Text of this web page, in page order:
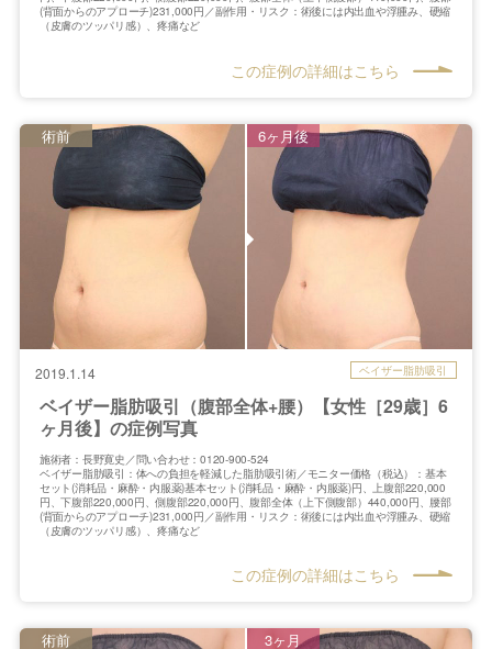
(背面からのアプローチ)231,000円／副作用・リスク：術後には内出血や浮腫み、硬縮
（皮膚のツッパリ感）、疼痛など
この症例の詳細はこちら
2019.1.14 ベイザー脂肪吸引
ベイザー脂肪吸引（腹部全体+腰）【女性［29歳］6
ヶ月後】の症例写真
術前 6ヶ月後
施術者：長野寛史／問い合わせ：0120-900-524
ベイザー脂肪吸引：体への負担を軽減した脂肪吸引術／モニター価格（税込）：基本
セット(消耗品・麻酔・内服薬)基本セット(消耗品・麻酔・内服薬)円、上腹部220,000
円、下腹部220,000円、側腹部220,000円、腹部全体（上下側腹部）440,000円、腰部
(背面からのアプローチ)231,000円／副作用・リスク：術後には内出血や浮腫み、硬縮
（皮膚のツッパリ感）、疼痛など
この症例の詳細はこちら
術前 3ヶ月